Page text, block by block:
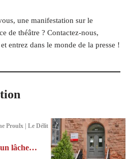
une manifestation sur le
de théâtre ? Contactez-nous,
entrez dans le monde de la presse !
Proulx | Le Délit
un lâche…